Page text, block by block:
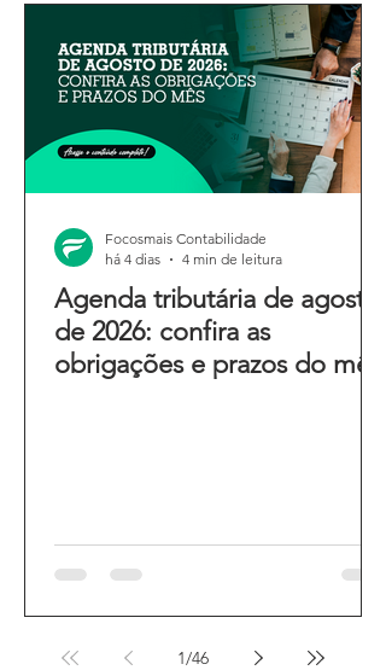
Agenda tributária de agosto
de 2026: confira as
obrigações e prazos do mês
Focosmais Contabilidade
há 4 dias
4 min de leitura
1/46